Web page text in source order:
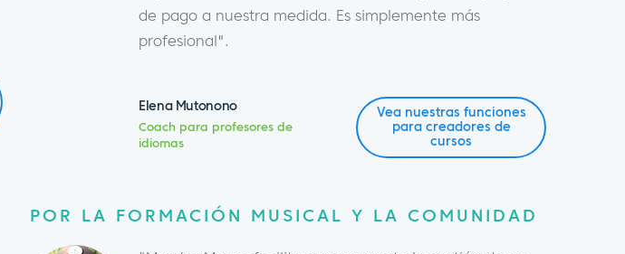
de pago a nuestra medida. Es simplemente más
profesional".
Elena Mutonono
Coach para profesores de
idiomas
Vea nuestras funciones
para creadores de
cursos
POR LA FORMACIÓN MUSICAL Y LA COMUNIDAD